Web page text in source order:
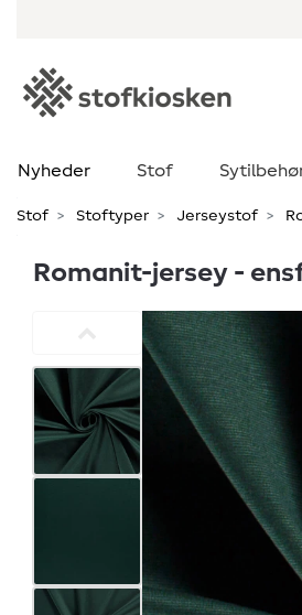
Nyheder Stof
Stof Stoftyper Jerseystof
Romanit-jersey -